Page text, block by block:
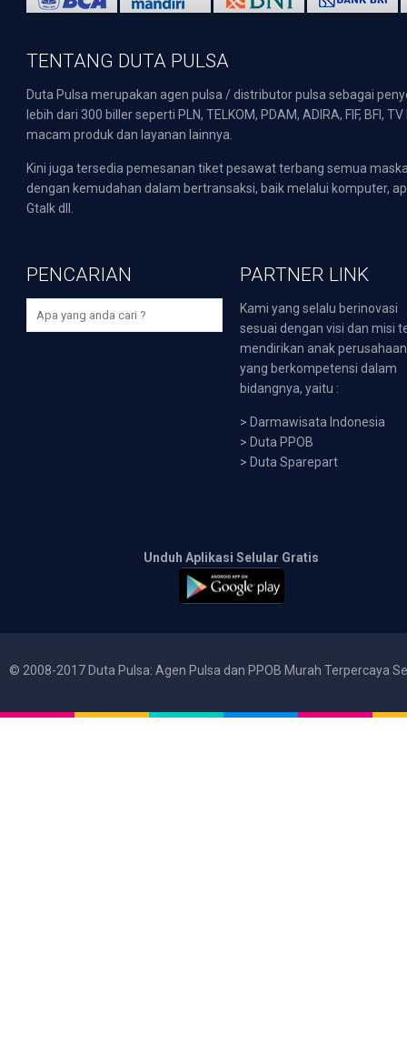
TENTANG DUTA PULSA
Duta Pulsa merupakan agen pulsa / distributor pulsa sebagai
lebih dari 300 biller seperti PLN, TELKOM, PDAM, ADIRA, FIF,
macam produk dan layanan lainnya.
Kini juga tersedia pemesanan tiket pesawat terbang semua
dengan kemudahan dalam bertransaksi, baik melalui komputer,
Gtalk dll.
PENCARIAN PARTNER LINK
Kami yang selalu berinovasi
sesuai dengan visi dan misi
mendirikan anak perusahaan
yang berkompetensi dalam
bidangnya, yaitu :
> Darmawisata Indonesia
> Duta PPOB
> Duta Sparepart
Unduh Aplikasi Selular Gratis
© 2008-2017 Duta Pulsa: Agen Pulsa dan PPOB Murah Terpercaya